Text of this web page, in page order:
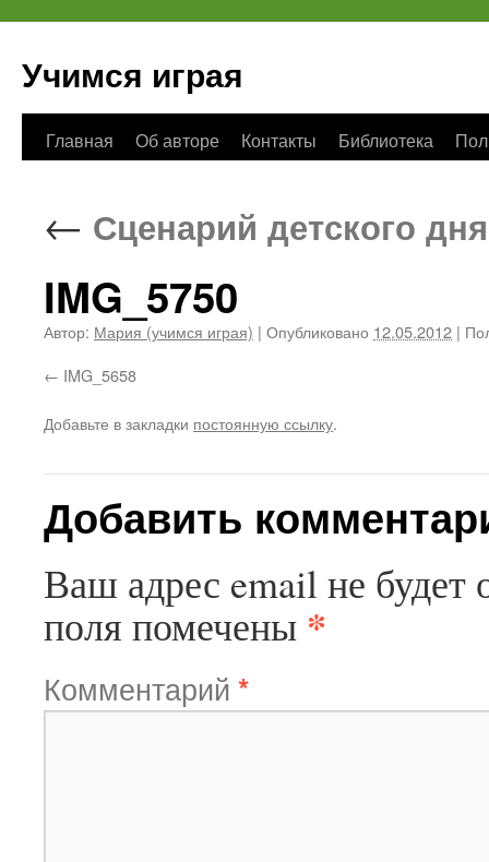
Учимся играя
Перейти
содержимому
Главная Об авторе Контакты Библиотека
← Сценарий детского
IMG_5750
Автор: Мария (учимся играя) | Опубликовано 12.05.2012 |
IMG_5658
Добавьте в закладки постоянную ссылку.
Добавить
Ваш адрес email не будет
поля помечены *
Комментарий *